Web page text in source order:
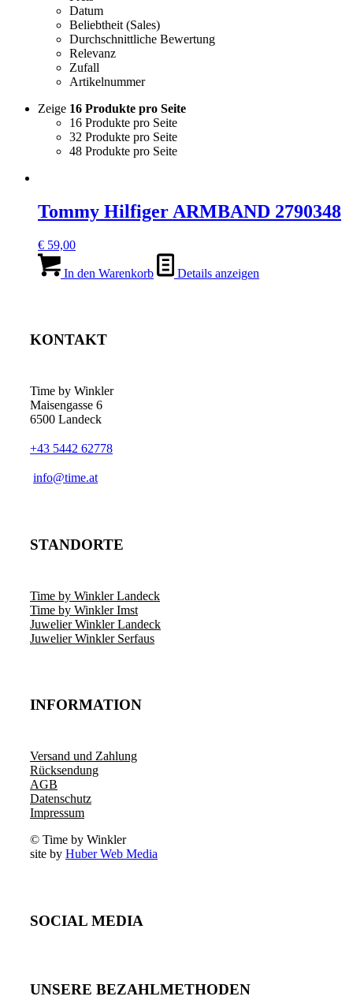
Datum
Beliebtheit (Sales)
Durchschnittliche Bewertung
Relevanz
Zufall
Artikelnummer
Zeige 16 Produkte pro Seite
16 Produkte pro Seite
32 Produkte pro Seite
48 Produkte pro Seite
Tommy Hilfiger ARMBAND 2790348
€ 59,00
In den Warenkorb Details anzeigen
KONTAKT
Time by Winkler
Maisengasse 6
6500 Landeck
+43 5442 62778
­info@time.at
STANDORTE
Time by Winkler Landeck
Time by Winkler Imst
Juwelier Winkler Landeck
Juwelier Winkler Serfaus
INFORMATION
Versand und Zahlung
Rücksendung
AGB
Datenschutz
Impressum
© Time by Winkler
site by Huber Web Media
SOCIAL MEDIA
UNSERE BEZAHLMETHODEN